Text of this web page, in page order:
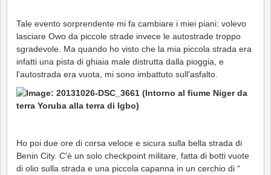
Tale evento sorprendente mi fa cambiare i miei piani: volevo
lasciare Owo da piccole strade invece le autostrade troppo
sgradevole. Ma quando ho visto che la mia piccola strada era
infatti una pista di ghiaia male distrutta dalla pioggia, e
l'autostrada era vuota, mi sono imbattuto sull'asfalto.
Ho poi due ore di corsa veloce e sicura sulla bella strada di
Benin City. C'è un solo checkpoint militare, fatta di botti vuote
di olio sulla strada e una piccola capanna in un cerchio di “